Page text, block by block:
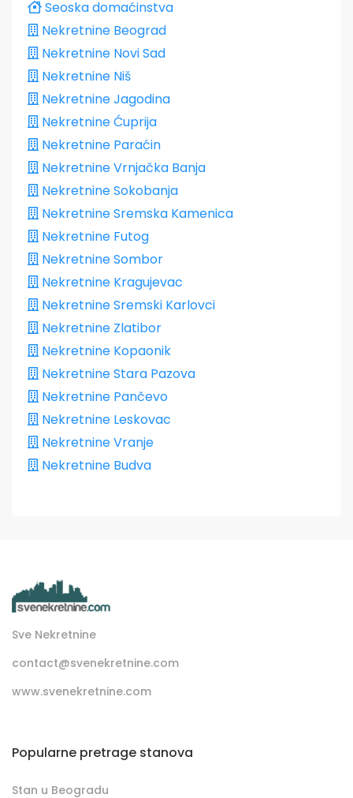
Seoska domaćinstva
Nekretnine Beograd
Nekretnine Novi Sad
Nekretnine Niš
Nekretnine Jagodina
Nekretnine Ćuprija
Nekretnine Paraćin
Nekretnine Vrnjačka Banja
Nekretnine Sokobanja
Nekretnine Sremska Kamenica
Nekretnine Futog
Nekretnine Sombor
Nekretnine Kragujevac
Nekretnine Sremski Karlovci
Nekretnine Zlatibor
Nekretnine Kopaonik
Nekretnine Stara Pazova
Nekretnine Pančevo
Nekretnine Leskovac
Nekretnine Vranje
Nekretnine Budva
Sve Nekretnine
contact@svenekretnine.com
www.svenekretnine.com
Popularne pretrage stanova
Stan u Beogradu